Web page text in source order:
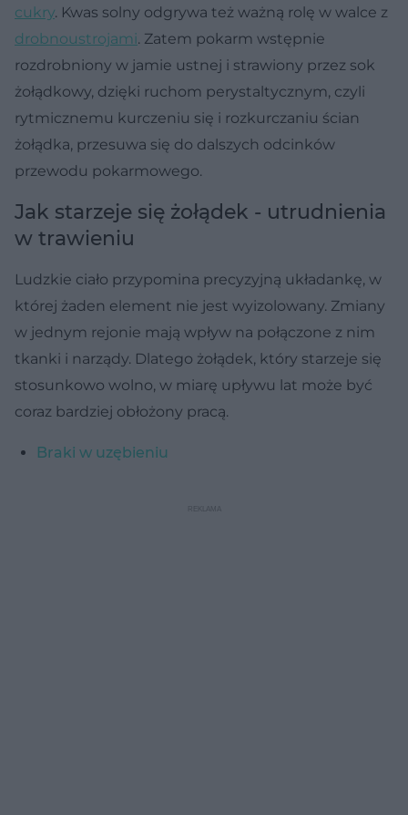
cukry. Kwas solny odgrywa też ważną rolę w walce z
drobnoustrojami. Zatem pokarm wstępnie
rozdrobniony w jamie ustnej i strawiony przez sok
żołądkowy, dzięki ruchom perystaltycznym, czyli
rytmicznemu kurczeniu się i rozkurczaniu ścian
żołądka, przesuwa się do dalszych odcinków
przewodu pokarmowego.
Jak starzeje się żołądek - utrudnienia
w trawieniu
Ludzkie ciało przypomina precyzyjną układankę, w
której żaden element nie jest wyizolowany. Zmiany
w jednym rejonie mają wpływ na połączone z nim
tkanki i narządy. Dlatego żołądek, który starzeje się
stosunkowo wolno, w miarę upływu lat może być
coraz bardziej obłożony pracą.
Braki w uzębieniu